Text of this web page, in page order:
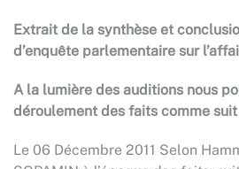
Extrait de la synthèse et
d’enquête parlementaire sur
A la lumière des auditions nous
déroulement des faits comme suit
Le 06 Décembre 2011 Selon